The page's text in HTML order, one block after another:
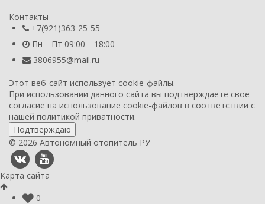
Контакты
+7(921)363-25-55
Пн—Пт 09:00—18:00
3806955@mail.ru
Этот веб-сайт использует cookie-файлы.
При использовании данного сайта вы подтверждаете свое
согласие на использование cookie-файлов в соответствии с
нашей политикой приватности.
Подтверждаю
© 2026 Автономный отопитель РУ
Карта сайта
0